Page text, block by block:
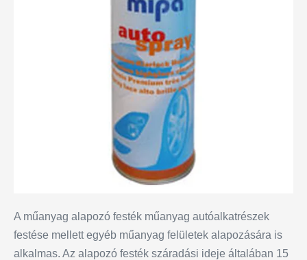
A műanyag alapozó festék műanyag autóalkatrészek
festése mellett egyéb műanyag felületek alapozására is
alkalmas. Az alapozó festék száradási ideje általában 15